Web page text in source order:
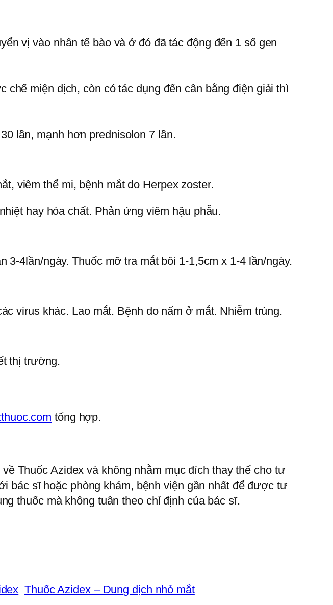
vị vào nhân tế bào và ở đó đã tác động đến 1 số gen
miện dịch, còn có tác dụng đến cân bằng điện giải thì
lần, mạnh hơn prednisolon 7 lần.
viêm thể mi, bệnh mắt do Herpex zoster.
hay hóa chất. Phản ứng viêm hậu phẫu.
4lần/ngày. Thuốc mỡ tra mắt bôi 1-1,5cm x 1-4 lần/ngày.
virus khác. Lao mắt. Bệnh do nấm ở mắt. Nhiễm trùng.
thị trường.
tổng hợp.
Thuốc Azidex và không nhằm mục đích thay thế cho tư
bác sĩ hoặc phòng khám, bệnh viện gần nhất để được tư
thuốc mà không tuân theo chỉ định của bác sĩ.
Thuốc Azidex – Dung dịch nhỏ mắt